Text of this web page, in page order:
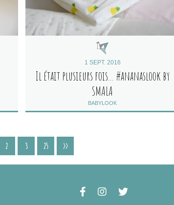
1 SEPT. 2016
Il était plusieurs fois... #ananaslook by
SMALA
BABYLOOK
2 3 25 >>